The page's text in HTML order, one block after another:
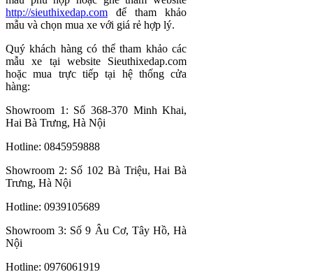
http://sieuthixedap.com để tham khảo
mẫu và chọn mua xe với giá rẻ hợp lý.
Quý khách hàng có thể tham khảo các
mẫu xe tại website Sieuthixedap.com
hoặc mua trực tiếp tại hệ thống cửa
hàng:
Showroom 1: Số 368-370 Minh Khai,
Hai Bà Trưng, Hà Nội
Hotline: 0845959888
Showroom 2: Số 102 Bà Triệu, Hai Bà
Trưng, Hà Nội
Hotline: 0939105689
Showroom 3: Số 9 Âu Cơ, Tây Hồ, Hà
Nội
Hotline: 0976061919